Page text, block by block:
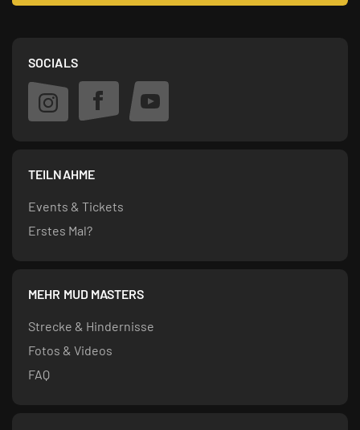
TEILNAHME
Events & Tickets
Erstes Mal?
MEHR MUD MASTERS
Strecke & Hindernisse
Fotos & Videos
FAQ
SOCIALS